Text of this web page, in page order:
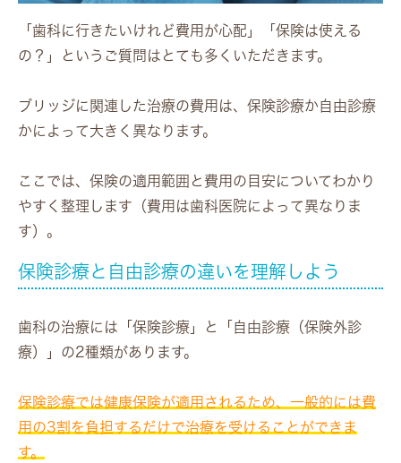
「歯科に行きたいけれど費用が心配」「保険は使える
の？」というご質問はとても多くいただきます。
ブリッジに関連した治療の費用は、保険診療か自由診療
かによって大きく異なります。
ここでは、保険の適用範囲と費用の目安についてわかり
やすく整理します（費用は歯科医院によって異なりま
す）。
保険診療と自由診療の違いを理解しよう
歯科の治療には「保険診療」と「自由診療（保険外診
療）」の2種類があります。
保険診療では健康保険が適用されるため、一般的には費
用の3割を負担するだけで治療を受けることができま
す。